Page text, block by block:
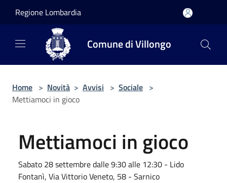
Regione Lombardia
Comune di Villongo
Home > Novità > Avvisi > Sociale >
Mettiamoci in gioco
Mettiamoci in gioco
Sabato 28 settembre dalle 9:30 alle 12:30 - Lido
Fontanì, Via Vittorio Veneto, 58 - Sarnico